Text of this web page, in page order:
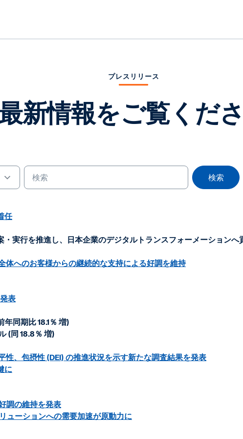
プレスリリース
新情報をご覧くだ
検索
任
実行を推進し、日本企業のデジタルトランスフォーメーションへ
へのお客様からの継続的な支持による好調を維持
表
同期比 18.1％ 増)
(同 18.8％ 増)
、包摂性 (DEI) の推進状況を示す新たな調査結果を発表
に
調の維持を発表
ューションへの需要加速が原動力に